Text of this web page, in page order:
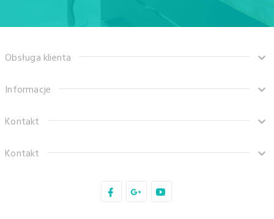
Obsługa klienta
Informacje
Kontakt
Kontakt